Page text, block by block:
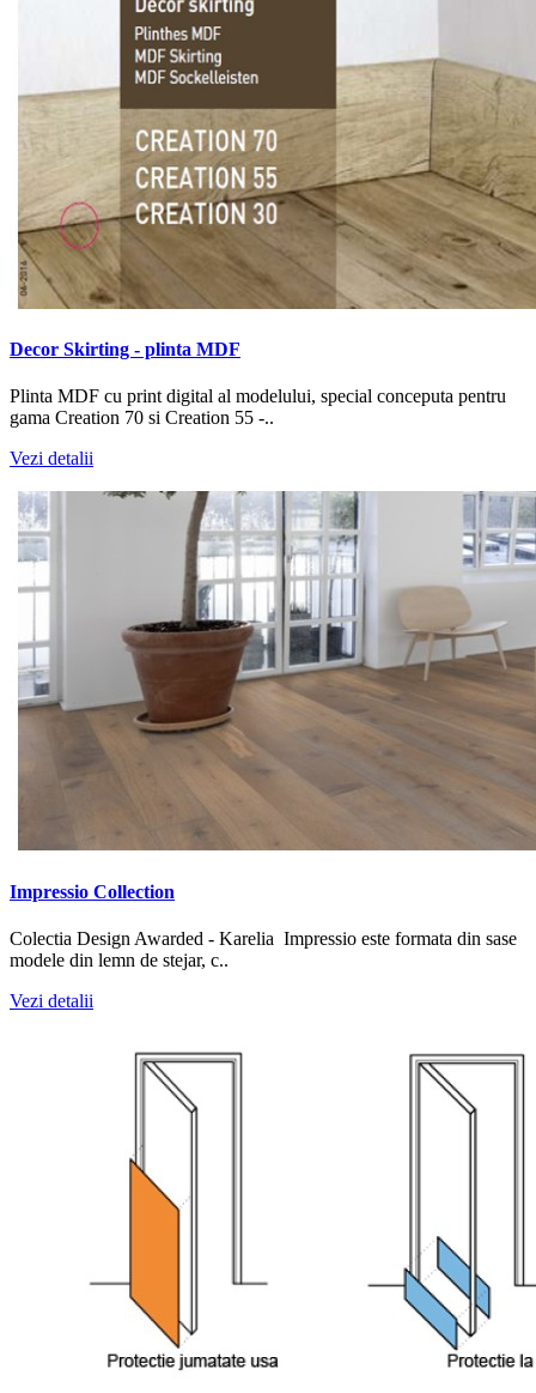
Decor Skirting - plinta MDF
Plinta MDF cu print digital al modelului, special conceputa pentru
gama Creation 70 si Creation 55 -..
Vezi detalii
Impressio Collection
Colectia Design Awarded - Karelia Impressio este formata din sase
modele din lemn de stejar, c..
Vezi detalii